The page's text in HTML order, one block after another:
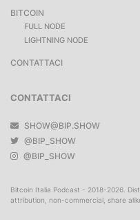
BITCOIN
FULL NODE
LIGHTNING NODE
CONTATTACI
CONTATTACI
SHOW@BIP.SHOW
@BIP_SHOW
@BIP_SHOW
Bitcoin Italia Podcast - 2018-2026.
attribution, non-commercial, share